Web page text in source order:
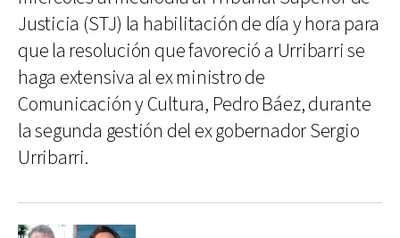
Justicia (STJ) la habilitación de día y hora para
que la resolución que favoreció a Urribarri se
haga extensiva al ex ministro de
Comunicación y Cultura, Pedro Báez, durante
la segunda gestión del ex gobernador Sergio
Urribarri.